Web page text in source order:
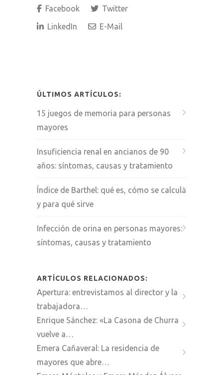
Facebook
Twitter
LinkedIn
E-Mail
ÚLTIMOS ARTÍCULOS:
15 juegos de memoria para personas
mayores
Insuficiencia renal en ancianos de 90
años: síntomas, causas y tratamiento
Índice de Barthel: qué es, cómo se calcula
y para qué sirve
Infección de orina en personas mayores:
síntomas, causas y tratamiento
ARTÍCULOS RELACIONADOS:
Apertura: entrevistamos al director y la
trabajadora…
Enrique Sánchez: «La Casona de Churra
vuelve a…
Emera Cañaveral: La residencia de
mayores que abre…